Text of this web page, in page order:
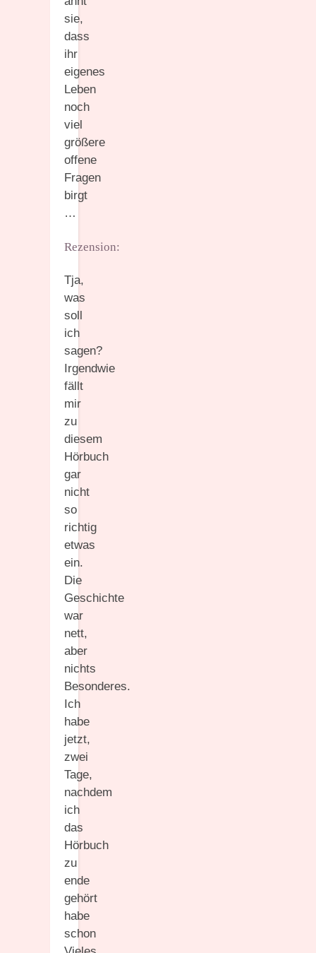
sie,
dass
ihr
eigenes
Leben
noch
viel
größere
offene
Fragen
birgt
…
Rezension:
Tja,
was
soll
ich
sagen?
Irgendwie
fällt
mir
zu
diesem
Hörbuch
gar
nicht
so
richtig
etwas
ein.
Die
Geschichte
war
nett,
aber
nichts
Besonderes.
Ich
habe
jetzt,
zwei
Tage,
nachdem
ich
das
Hörbuch
zu
ende
gehört
habe
schon